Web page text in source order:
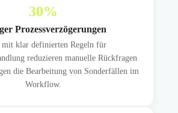
30%
Prozessverzögerungen
klar definierten Regeln für
reduzieren manuelle Rückfragen
die Bearbeitung von Sonderfällen im
Workflow.